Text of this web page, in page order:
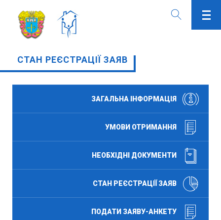
СТАН РЕЄСТРАЦІЇ ЗАЯВ
ЗАГАЛЬНА ІНФОРМАЦІЯ
УМОВИ ОТРИМАННЯ
НЕОБХІДНІ ДОКУМЕНТИ
СТАН РЕЄСТРАЦІЇ ЗАЯВ
ПОДАТИ ЗАЯВУ-АНКЕТУ